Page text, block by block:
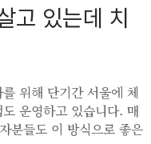
고 있는데 치
위해 단기간 서울에 체
운영하고 있습니다. 매
분들도 이 방식으로 좋은